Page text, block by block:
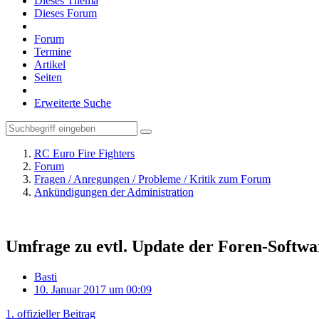
Dieses Forum
Forum
Termine
Artikel
Seiten
Erweiterte Suche
RC Euro Fire Fighters
Forum
Fragen / Anregungen / Probleme / Kritik zum Forum
Ankündigungen der Administration
Umfrage zu evtl. Update der Foren-
Basti
10. Januar 2017 um 00:09
1. offizieller Beitrag